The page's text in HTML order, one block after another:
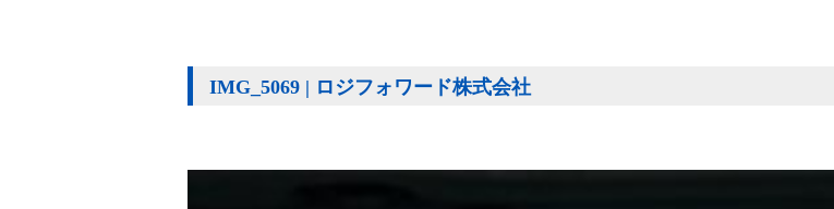
IMG_5069 | ロジフォワード株式会社